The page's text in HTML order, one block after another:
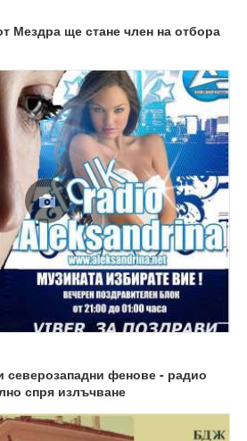
Мездра ще стане член на отбора
фенове - радио
спря излъчване